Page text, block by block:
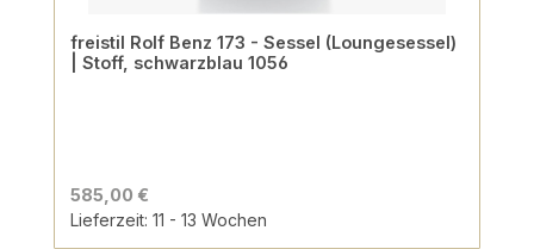
freistil Rolf Benz 173 - Sessel (Loungesessel)
| Stoff, schwarzblau 1056
585,00 €
Lieferzeit: 11 - 13 Wochen